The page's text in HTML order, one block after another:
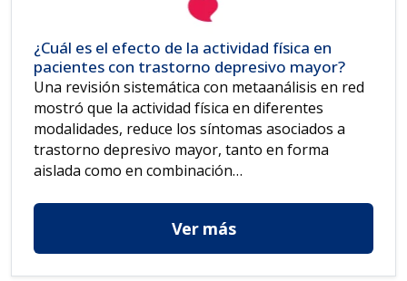
¿Cuál es el efecto de la actividad física en
pacientes con trastorno depresivo mayor?
Una revisión sistemática con metaanálisis en red
mostró que la actividad física en diferentes
modalidades, reduce los síntomas asociados a
trastorno depresivo mayor, tanto en forma
aislada como en combinación…
Ver más